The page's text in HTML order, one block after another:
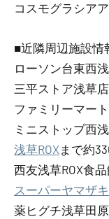
コスモグラシア
■近隣周辺施設情
ローソン台東西
三平ストア浅草
ファミリーマー
ミニストップ西
浅草ROX まで約
西友浅草ROX食
スーパーヤマザ
薬ヒグチ浅草田